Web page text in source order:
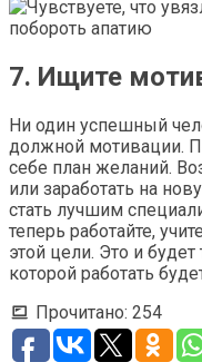
7. Ищите
Ни один успешный
должной мотивации.
себе план желаний.
или заработать на
стать лучшим
теперь работайте,
этой цели. Это и
которой работать
Прочитано: 254